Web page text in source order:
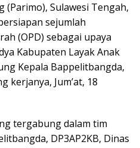
Sulawesi Tengah,
sejumlah
(OPD) sebagai upaya
Kabupaten Layak Anak
Kepala Bappelitbangda,
kerjanya, Jum’at, 18
tergabung dalam tim
DP3AP2KB, Dinas